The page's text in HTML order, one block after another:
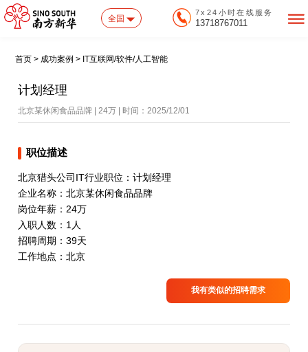
全国
7x24小时在线服务
13718767011
首页 > 成功案例 > IT互联网/软件/人工智能
计划经理
北京某休闲食品品牌 | 24万 | 时间：2025/12/01
职位描述
北京猎头公司IT行业职位：计划经理
企业名称：北京某休闲食品品牌
岗位年薪：24万
入职人数：1人
招聘周期：39天
工作地点：北京
我有类似的招聘需求